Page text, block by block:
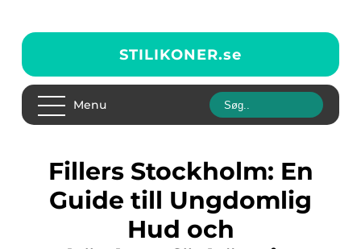
STILIKONER.se
Menu
Fillers Stockholm: En
Guide till Ungdomlig
Hud och